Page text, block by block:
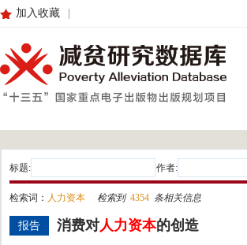
加入收藏
标题: 作者:
检索词： 人力资本 检索到 4354 条相关信息
报告 消费对人力资本的创造